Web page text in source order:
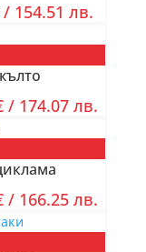
/ 154.51 лв.
/ 174.07 лв.
/ 166.25 лв.